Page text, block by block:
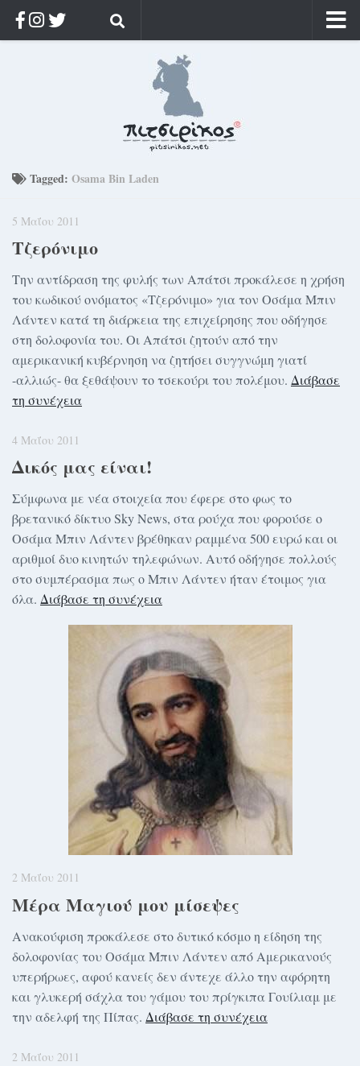
Ρίζα & Διάρκεια
Διαφήμιση
Γίνετε συνδρομητής
Μόνο για συνδρομητές
Log in
Tagged: Osama Bin Laden
5 Μαΐου 2011
Τζερόνιμο
Την αντίδραση της φυλής των Απάτσι προκάλεσε η χρήση
του κωδικού ονόματος «Τζερόνιμο» για τον Οσάμα Μπιν
Λάντεν κατά τη διάρκεια της επιχείρησης που οδήγησε
στη δολοφονία του. Οι Απάτσι ζητούν από την
αμερικανική κυβέρνηση να ζητήσει συγγνώμη γιατί
-αλλιώς- θα ξεθάψουν το τσεκούρι του πολέμου. Διάβασε
τη συνέχεια
4 Μαΐου 2011
Δικός μας είναι!
Σύμφωνα με νέα στοιχεία που έφερε στο φως το
βρετανικό δίκτυο Sky News, στα ρούχα που φορούσε ο
Οσάμα Μπιν Λάντεν βρέθηκαν ραμμένα 500 ευρώ και οι
αριθμοί δυο κινητών τηλεφώνων. Αυτό οδήγησε πολλούς
στο συμπέρασμα πως ο Μπιν Λάντεν ήταν έτοιμος για
όλα. Διάβασε τη συνέχεια
2 Μαΐου 2011
Μέρα Μαγιού μου μίσεψες
Ανακούφιση προκάλεσε στο δυτικό κόσμο η είδηση της
δολοφονίας του Οσάμα Μπιν Λάντεν από Αμερικανούς
υπερήρωες, αφού κανείς δεν άντεχε άλλο την αφόρητη
και γλυκερή σάχλα του γάμου του πρίγκιπα Γουίλιαμ με
την αδελφή της Πίπας. Διάβασε τη συνέχεια
2 Μαΐου 2011